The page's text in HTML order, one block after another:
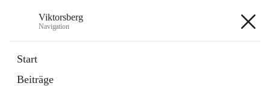
Viktorsberg
Navigation
Start
Beiträge